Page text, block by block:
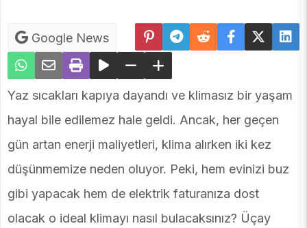
Google News
Yaz sıcakları kapıya dayandı ve klimasız bir yaşam
hayal bile edilemez hale geldi. Ancak, her geçen
gün artan enerji maliyetleri, klima alırken iki kez
düşünmemize neden oluyor. Peki, hem evinizi buz
gibi yapacak hem de elektrik faturanıza dost
olacak o ideal klimayı nasıl bulacaksınız? Üçay